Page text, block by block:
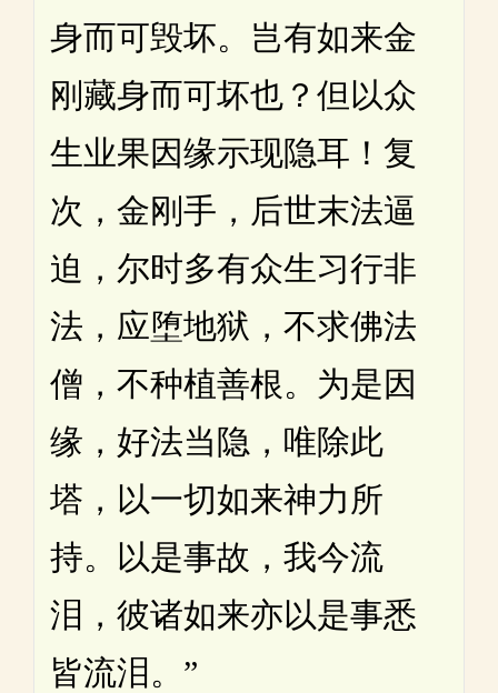
身而可毁坏。岂有如来金
刚藏身而可坏也？但以众
生业果因缘示现隐耳！复
次，金刚手，后世末法逼
迫，尔时多有众生习行非
法，应堕地狱，不求佛法
僧，不种植善根。为是因
缘，好法当隐，唯除此
塔，以一切如来神力所
持。以是事故，我今流
泪，彼诸如来亦以是事悉
皆流泪。”